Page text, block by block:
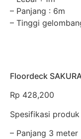
– Panjang : 6m
– Tinggi
Floordeck
Rp 428,200
Spesifikasi produk
– Panjang 3 meter